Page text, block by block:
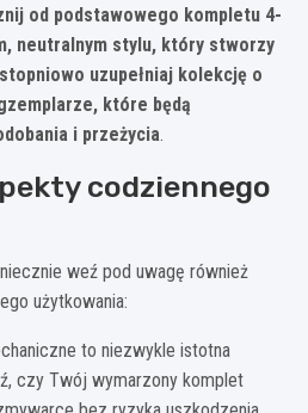
od podstawowego kompletu 4-
neutralnym stylu, który stworzy
uzupełniaj kolekcję o
które będą
i przeżycia.
codziennego
weź pod uwagę również
użytkowania:
to niezwykle istotna
czy Twój wymarzony komplet